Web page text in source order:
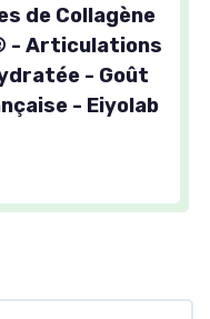
de Collagène
- Articulations
- Goût
- Eiyolab